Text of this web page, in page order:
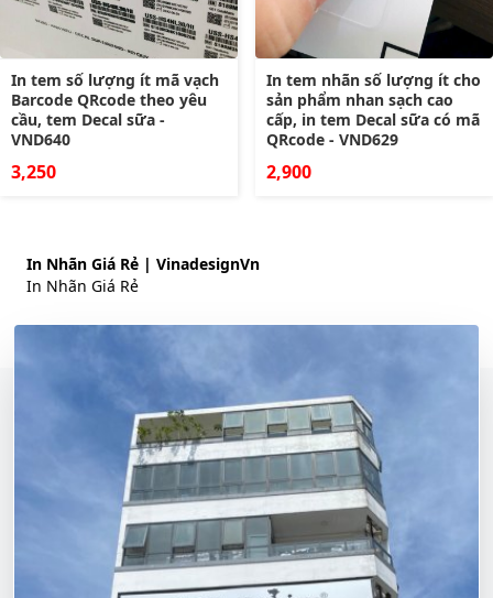
In tem số lượng ít mã vạch
Barcode QRcode theo yêu
cầu, tem Decal sữa -
VND640
3,250
In tem nhãn số lượng ít cho
sản phẩm nhan sạch cao
cấp, in tem Decal sữa có mã
QRcode - VND629
2,900
In Nhãn Giá Rẻ | VinadesignVn
In Nhãn Giá Rẻ